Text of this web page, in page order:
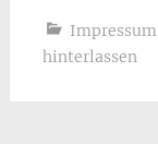
Impressum
hinterlassen